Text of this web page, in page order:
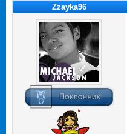
Zzayka96